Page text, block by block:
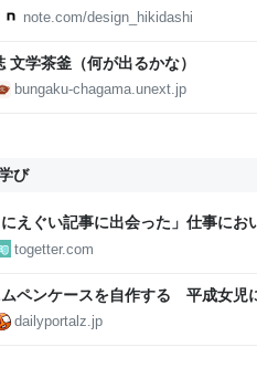
インのひきだし 津田淳子
note.com/design_hikidashi
文学茶釜（何が出るかな）
bungaku-chagama.unext.jp
び
にえぐい記事に出会った」仕事に
」の開きがとても大きい、という
togetter.com
ペンケースを自作する 平成女児
ろう
dailyportalz.jp